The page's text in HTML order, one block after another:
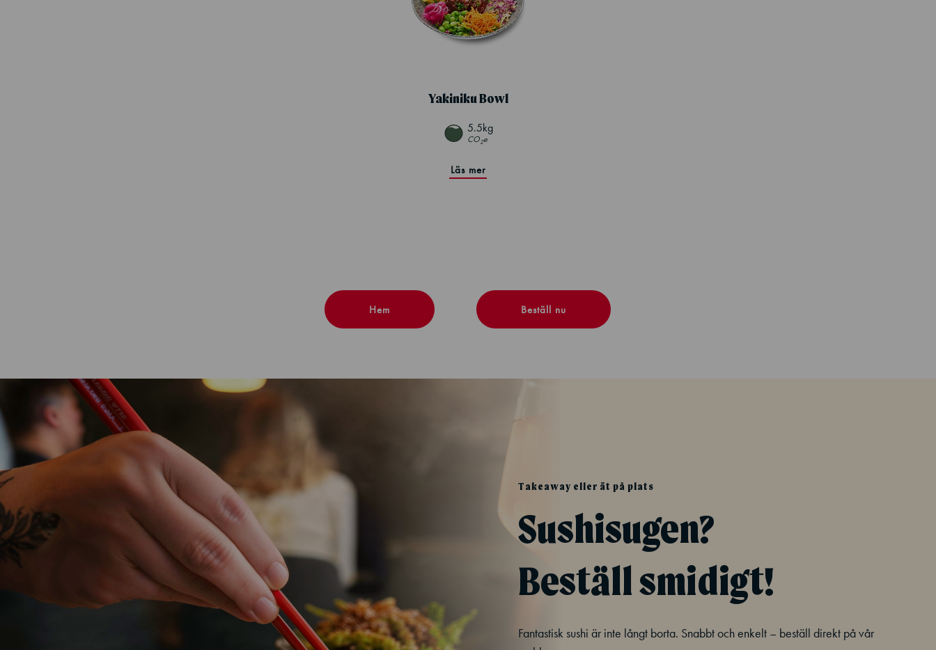
Yakiniku Bowl
5.5kg
CO2e
Läs mer
Hem Beställ nu
Takeaway eller ät på plats
Sushisugen?
Beställ smidigt!
Fantastisk sushi är inte långt borta. Snabbt och enkelt – beställ direkt på vår